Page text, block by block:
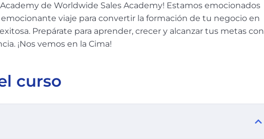
de Worldwide Sales Academy! Estamos emocionados
viaje para convertir la formación de tu negocio en
Prepárate para aprender, crecer y alcanzar tus metas con
¡Nos vemos en la Cima!
curso